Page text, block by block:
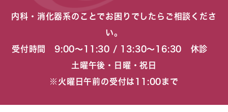
内科・消化器系のことでお困りでしたらご相談くださ
い。
受付時間 9:00〜11:30 / 13:30〜16:30 休診
土曜午後・日曜・祝日
※火曜日午前の受付は11:00まで